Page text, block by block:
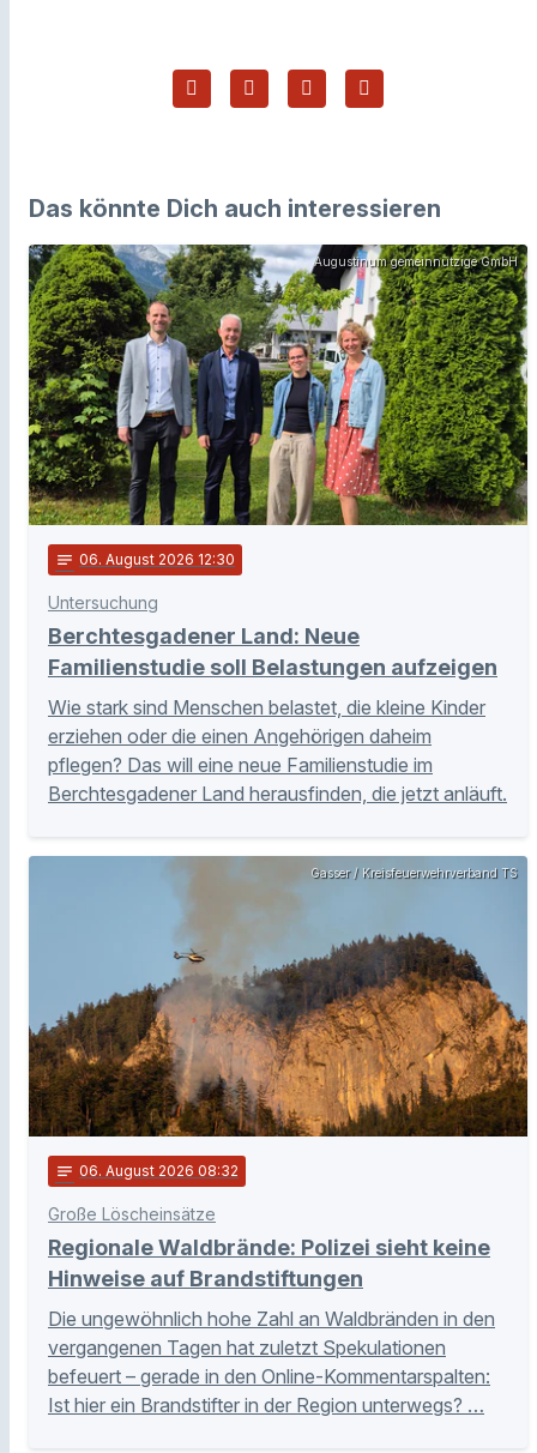
Das könnte Dich auch interessieren
Augustinum gemeinnützige GmbH
notes 06. August 2026 12:30
Untersuchung
Berchtesgadener Land: Neue
Familienstudie soll Belastungen aufzeigen
Wie stark sind Menschen belastet, die kleine Kinder
erziehen oder die einen Angehörigen daheim
pflegen? Das will eine neue Familienstudie im
Berchtesgadener Land herausfinden, die jetzt anläuft.
Gasser / Kreisfeuerwehrverband TS
notes 06. August 2026 08:32
Große Löscheinsätze
Regionale Waldbrände: Polizei sieht keine
Hinweise auf Brandstiftungen
Die ungewöhnlich hohe Zahl an Waldbränden in den
vergangenen Tagen hat zuletzt Spekulationen
befeuert – gerade in den Online-Kommentarspalten:
Ist hier ein Brandstifter in der Region unterwegs? …